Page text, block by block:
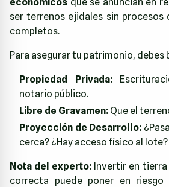
ser terrenos ejidales sin procesos
completos.
Para asegurar tu patrimonio, debes
Propiedad Privada:
notario público.
Libre de Gravamen: Que el
Proyección de Desarrollo:
cerca? ¿Hay acceso físico al lote?
Nota del experto: Invertir en tierra
correcta puede poner en riesgo